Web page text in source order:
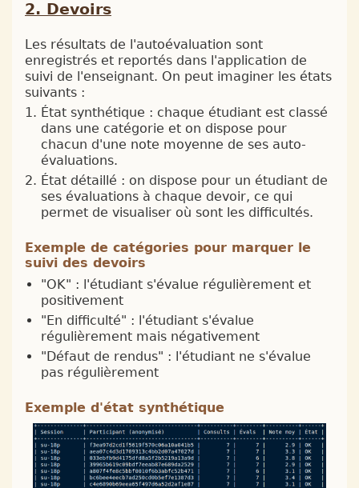
Devoirs
Les résultats de l'autoévaluation sont
enregistrés et reportés dans l'application de
suivi de l'enseignant. On peut imaginer les états
suivants :
État synthétique : chaque étudiant est classé
dans une catégorie et on dispose pour
chacun d'une note moyenne de ses auto-
évaluations.
État détaillé : on dispose pour un étudiant de
ses évaluations à chaque devoir, ce qui
permet de visualiser où sont les difficultés.
Exemple de catégories pour marquer le
suivi des devoirs
"OK" : l'étudiant s'évalue régulièrement et
positivement
"En difficulté" : l'étudiant s'évalue
régulièrement mais négativement
"Défaut de rendus" : l'étudiant ne s'évalue
pas régulièrement
Exemple d'état synthétique